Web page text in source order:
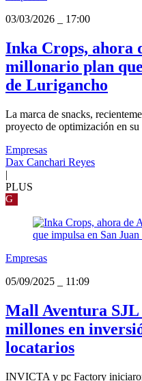
03/03/2026
17:00
Inka Crops, ahora
millonario plan
de Lurigancho
La marca de snacks,
proyecto de optimización en
Empresas
Dax Canchari Reyes
|
PLUS
G
Empresas
05/09/2025
11:09
Mall Aventura SJL
millones en
locatarios
INVICTA y pc Factory